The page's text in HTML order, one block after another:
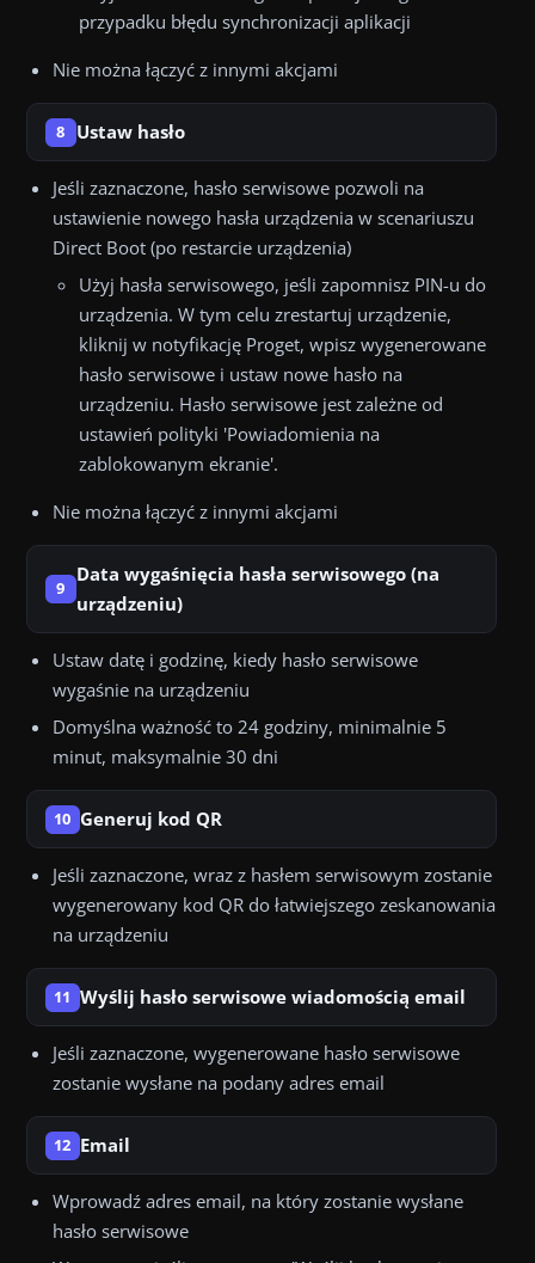
przypadku błędu synchronizacji aplikacji
Nie można łączyć z innymi akcjami
8 Ustaw hasło
Jeśli zaznaczone, hasło serwisowe pozwoli na
ustawienie nowego hasła urządzenia w scenariuszu
Direct Boot (po restarcie urządzenia)
Użyj hasła serwisowego, jeśli zapomnisz PIN-u do
urządzenia. W tym celu zrestartuj urządzenie,
kliknij w notyfikację Proget, wpisz wygenerowane
hasło serwisowe i ustaw nowe hasło na
urządzeniu. Hasło serwisowe jest zależne od
ustawień polityki 'Powiadomienia na
zablokowanym ekranie'.
Nie można łączyć z innymi akcjami
9
Data wygaśnięcia hasła serwisowego (na
urządzeniu)
Ustaw datę i godzinę, kiedy hasło serwisowe
wygaśnie na urządzeniu
Domyślna ważność to 24 godziny, minimalnie 5
minut, maksymalnie 30 dni
10 Generuj kod QR
Jeśli zaznaczone, wraz z hasłem serwisowym zostanie
wygenerowany kod QR do łatwiejszego zeskanowania
na urządzeniu
11 Wyślij hasło serwisowe wiadomością email
Jeśli zaznaczone, wygenerowane hasło serwisowe
zostanie wysłane na podany adres email
12 Email
Wprowadź adres email, na który zostanie wysłane
hasło serwisowe